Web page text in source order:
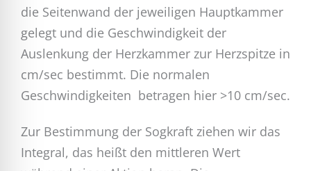
die Seitenwand der jeweiligen Hauptkammer
gelegt und die Geschwindigkeit der
Auslenkung der Herzkammer zur Herzspitze in
cm/sec bestimmt. Die normalen
Geschwindigkeiten betragen hier >10 cm/sec.
Zur Bestimmung der Sogkraft ziehen wir das
Integral, das heißt den mittleren Wert